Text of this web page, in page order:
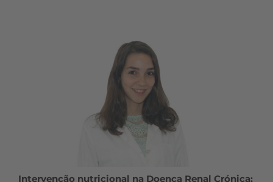
Intervenção nutricional na Doença Renal Crónica: